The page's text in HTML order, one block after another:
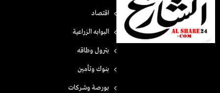
اقتصاد
البوابه الزراعية
بترول وطاقه
بنوك وتأمين
بورصة وشركات